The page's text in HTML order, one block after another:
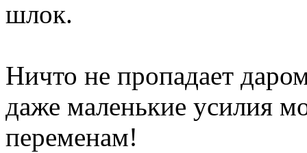
шлок.
Ничто не пропадает
даже маленькие усилия
переменам!